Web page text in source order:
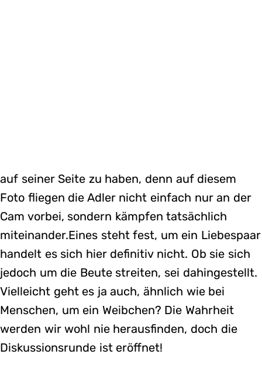
auf seiner Seite zu haben, denn auf diesem
Foto fliegen die Adler nicht einfach nur an der
Cam vorbei, sondern kämpfen tatsächlich
miteinander.Eines steht fest, um ein Liebespaar
handelt es sich hier definitiv nicht. Ob sie sich
jedoch um die Beute streiten, sei dahingestellt.
Vielleicht geht es ja auch, ähnlich wie bei
Menschen, um ein Weibchen? Die Wahrheit
werden wir wohl nie herausfinden, doch die
Diskussionsrunde ist eröffnet!